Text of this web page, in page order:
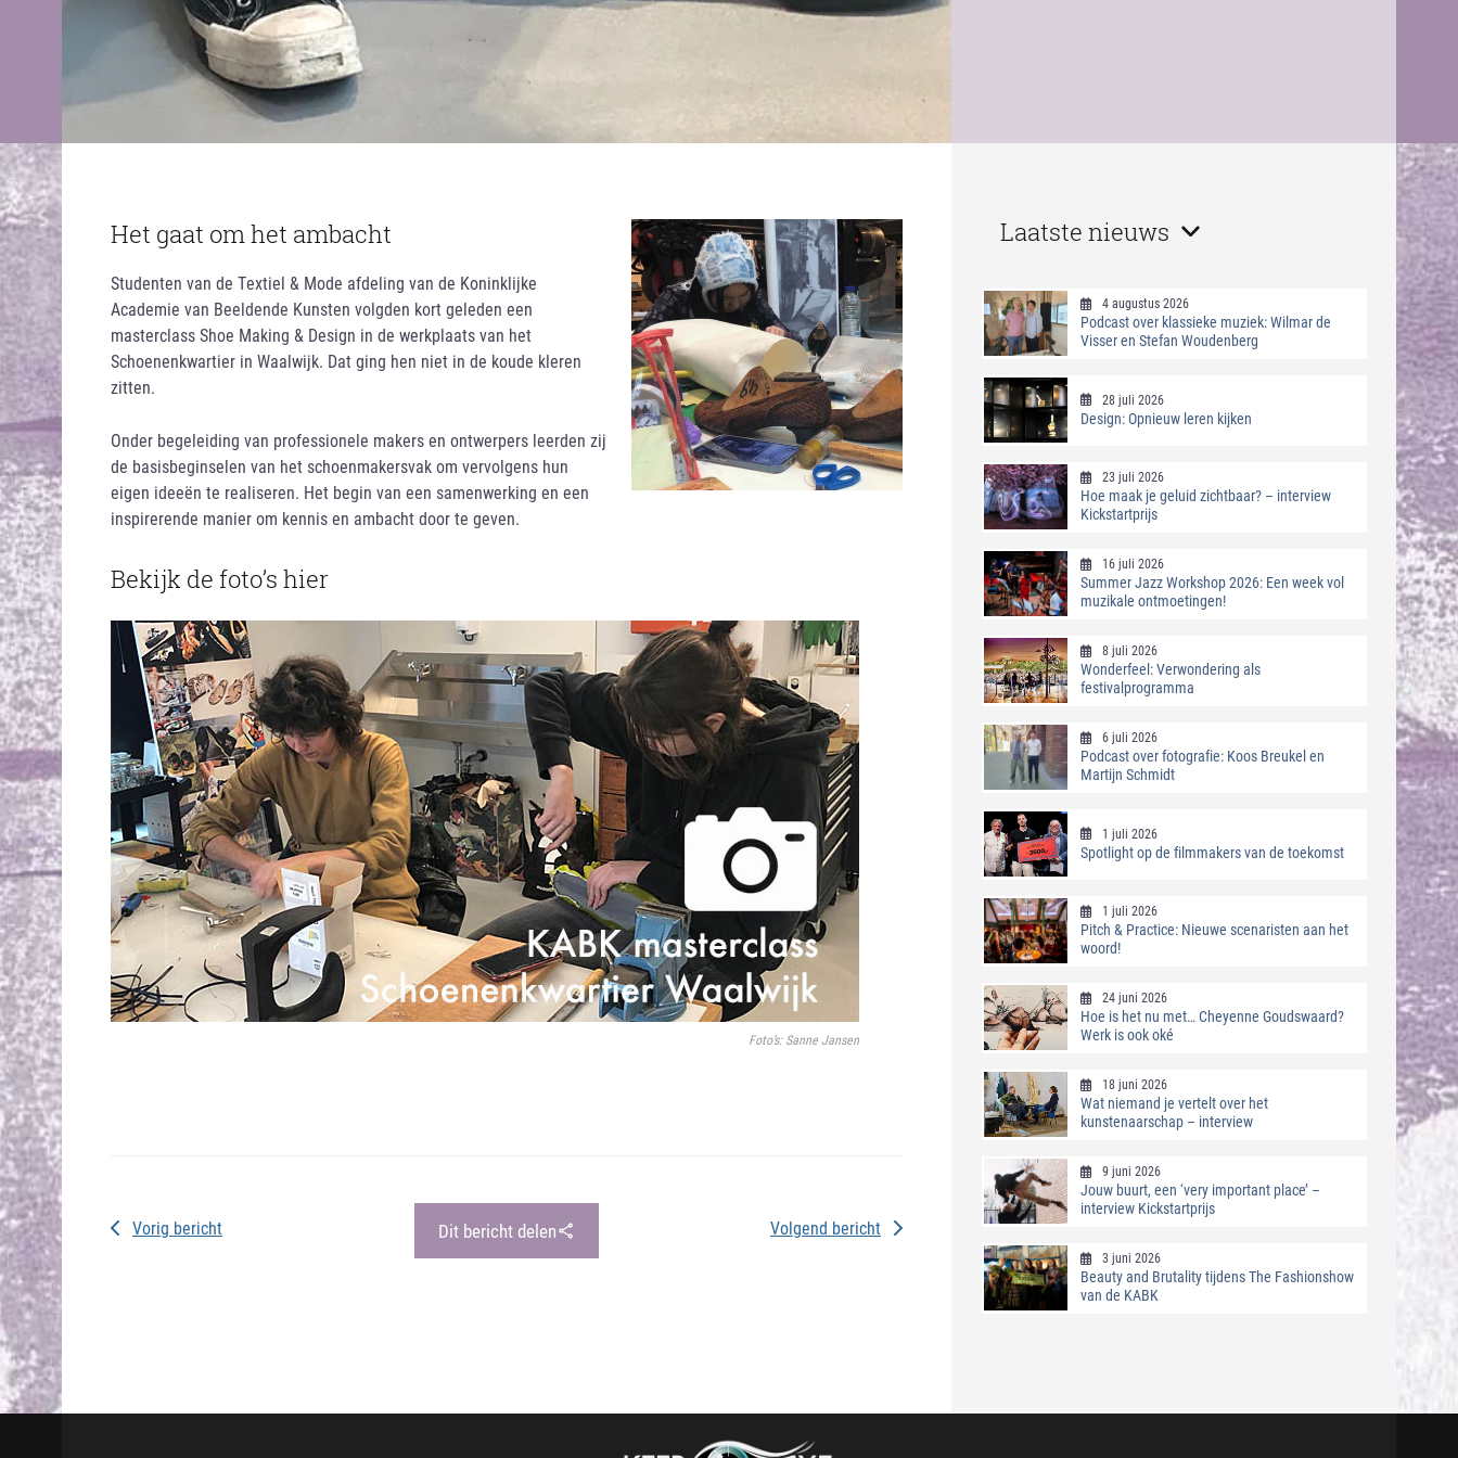
Het gaat om het ambacht
Studenten van de Textiel & Mode afdeling van de Koninklijke
Academie van Beeldende Kunsten volgden kort geleden een
masterclass Shoe Making & Design in de werkplaats van het
Schoenenkwartier in Waalwijk. Dat ging hen niet in de koude kleren
zitten.
Onder begeleiding van professionele makers en ontwerpers leerden zij
de basisbeginselen van het schoenmakersvak om vervolgens hun
eigen ideeën te realiseren. Het begin van een samenwerking en een
inspirerende manier om kennis en ambacht door te geven.
Bekijk de foto’s hier
Foto’s: Sanne Jansen
Vorig bericht Volgend bericht
Dit bericht delen
Laatste nieuws
4 augustus 2026
Podcast over klassieke muziek: Wilmar de
Visser en Stefan Woudenberg
28 juli 2026
Design: Opnieuw leren kijken
23 juli 2026
Hoe maak je geluid zichtbaar? – interview
Kickstartprijs
16 juli 2026
Summer Jazz Workshop 2026: Een week vol
muzikale ontmoetingen!
8 juli 2026
Wonderfeel: Verwondering als
festivalprogramma
6 juli 2026
Podcast over fotografie: Koos Breukel en
Martijn Schmidt
1 juli 2026
Spotlight op de filmmakers van de toekomst
1 juli 2026
Pitch & Practice: Nieuwe scenaristen aan het
woord!
24 juni 2026
Hoe is het nu met… Cheyenne Goudswaard?
Werk is ook oké
18 juni 2026
Wat niemand je vertelt over het
kunstenaarschap – interview
9 juni 2026
Jouw buurt, een ‘very important place’ –
interview Kickstartprijs
3 juni 2026
Beauty and Brutality tijdens The Fashionshow
van de KABK